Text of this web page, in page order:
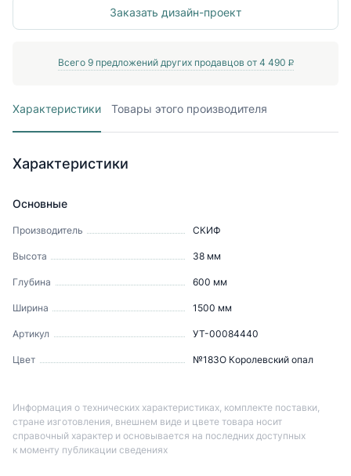
Заказать дизайн-проект
Всего 9предложений других продавцов от 4 490 P
Характеристики Товары этого производителя
Характеристики
Основные
Производитель СКИФ
Высота 38 мм
Глубина 600 мм
Ширина 1500 мм
Артикул УТ-00084440
Цвет №183О Королевский опал
Информация о технических характеристиках, комплекте поставки,
стране изготовления, внешнем виде и цвете товара носит
справочный характер и основывается на последних доступных
к моменту публикации сведениях